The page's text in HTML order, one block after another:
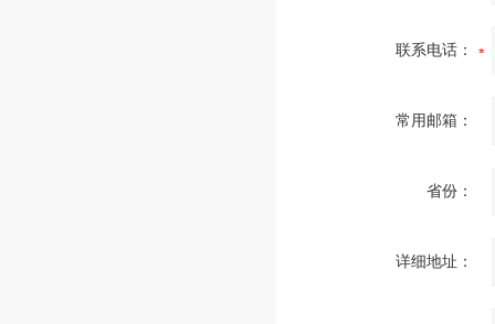
联系电话：
常用邮箱：
省份：
详细地址：